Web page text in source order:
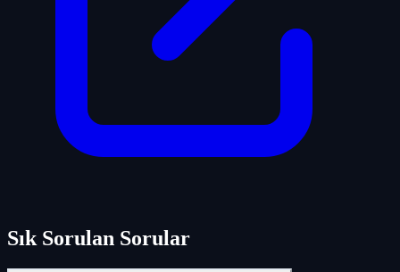
Sık Sorulan Sorular